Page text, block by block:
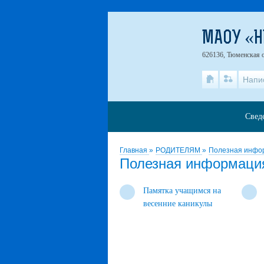
Главная » РОДИТЕЛЯМ » Полезная
Полезная
Памятка учащимся на
весенние каникулы
МАОУ
626136, Тюменская